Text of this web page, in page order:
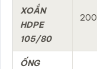
XOẮN
HDPE
105/80
200
ỐNG